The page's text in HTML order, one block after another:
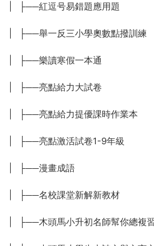
| ├──紅逗号易錯題應用題
| ├──舉一反三小學奧數點撥訓練
| ├──樂讀寒假一本通
| ├──亮點給力大試卷
| ├──亮點給力提優課時作業本
| ├──亮點激活試卷1-9年級
| ├──漫畫成語
| ├──名校課堂新解新教材
| ├──木頭馬小升初名師幫你總複